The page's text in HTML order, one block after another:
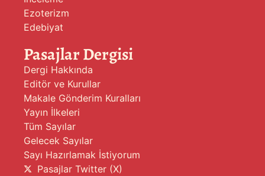
Ezoterizm
Edebiyat
Pasajlar Dergisi
Dergi Hakkında
Editör ve Kurullar
Makale Gönderim Kuralları
Yayın İlkeleri
Tüm Sayılar
Gelecek Sayılar
Sayı Hazırlamak İstiyorum
Pasajlar Twitter (X)